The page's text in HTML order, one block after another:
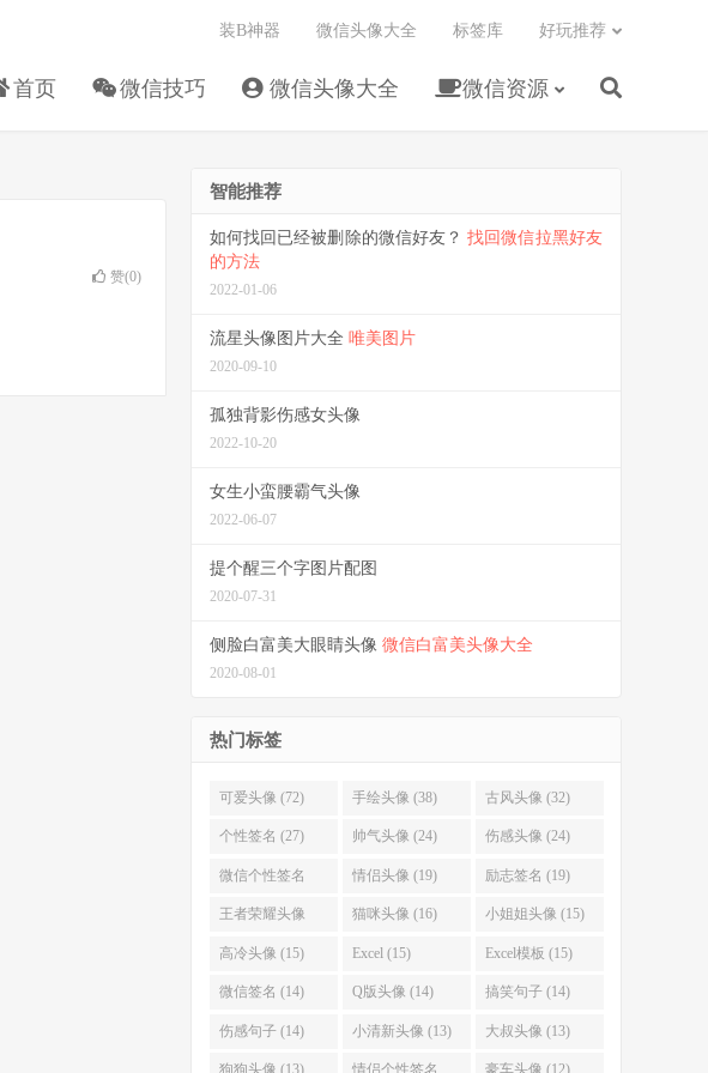
首页 微信技巧 微信头像大全 微信资源
装B神器 微信头像大全 标签库 好玩推荐
赞(0)
智能推荐
如何找回已经被删除的微信好友？ 找回微信拉黑好友
的方法
2022-01-06
流星头像图片大全 唯美图片
2020-09-10
孤独背影伤感女头像
2022-10-20
女生小蛮腰霸气头像
2022-06-07
提个醒三个字图片配图
2020-07-31
侧脸白富美大眼睛头像 微信白富美头像大全
2020-08-01
热门标签
可爱头像 (72) 手绘头像 (38) 古风头像 (32)
个性签名 (27) 帅气头像 (24) 伤感头像 (24)
微信个性签名
(22)
情侣头像 (19) 励志签名 (19)
王者荣耀头像
(18)
猫咪头像 (16) 小姐姐头像 (15)
高冷头像 (15) Excel (15) Excel模板 (15)
微信签名 (14) Q版头像 (14) 搞笑句子 (14)
伤感句子 (14) 小清新头像 (13) 大叔头像 (13)
狗狗头像 (13) 情侣个性签名 豪车头像 (12)